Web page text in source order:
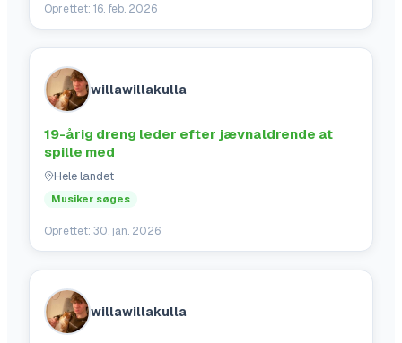
Oprettet: 16. feb. 2026
willawillakulla
19-årig dreng leder efter jævnaldrende at
spille med
Hele landet
Musiker søges
Oprettet: 30. jan. 2026
willawillakulla